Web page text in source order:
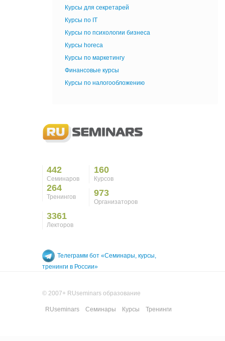
Курсы для секретарей
Курсы по IT
Курсы по психологии бизнеса
Курсы horeca
Курсы по маркетингу
Финансовые курсы
Курсы по налогообложению
442
Семинаров
160
Курсов
264
Тренингов 973
Организаторов
3361
Лекторов
Телеграмм бот «Семинары, курсы,
тренинги в России»
© 2007+ RUseminars образование
RUseminars Семинары Курсы Тренинги